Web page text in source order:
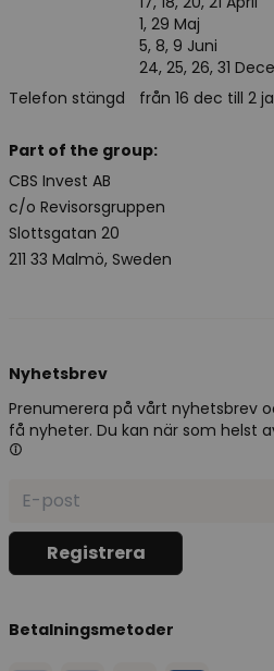
Telefon stängd
1, 29 Maj
5, 8, 9 Juni
24, 25, 26, 31
från 16 dec till 2
Part of the group:
CBS Invest AB
c/o Revisorsgruppen
Slottsgatan 20
211 33 Malmö, Sweden
Nyhetsbrev
Prenumerera på vårt nyhetsbrev
få nyheter. Du kan när som helst
Betalningsmetoder